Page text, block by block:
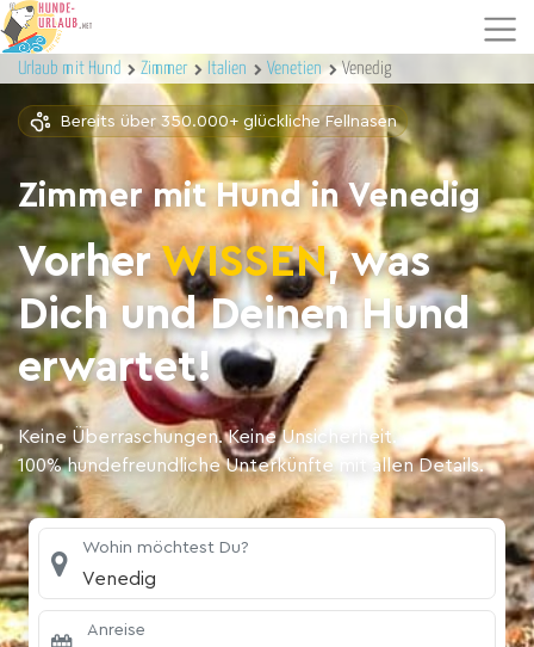
Urlaub mit Hund Zimmer Italien Venetien Venedig
Bereits über 350.000+ glückliche Fellnasen
Zimmer mit Hund in Venedig
VorherWISSEN, was
Dich und Deinen Hund
erwartet!
Keine Überraschungen. Keine Unsicherheit.
100% hundefreundliche Unterkünfte mit allen Details.
Wohin möchtest Du?
Venedig
Anreise